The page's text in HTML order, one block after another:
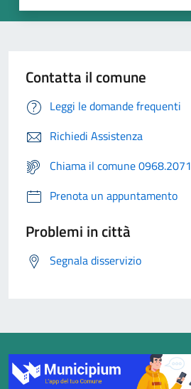
Contatta il comune
Leggi le domande frequenti
Richiedi Assistenza
Chiama il comune 0968.2071
Prenota un appuntamento
Problemi in città
Segnala disservizio